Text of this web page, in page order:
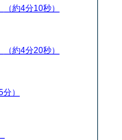
（約4分10秒）
（約4分20秒）
分）